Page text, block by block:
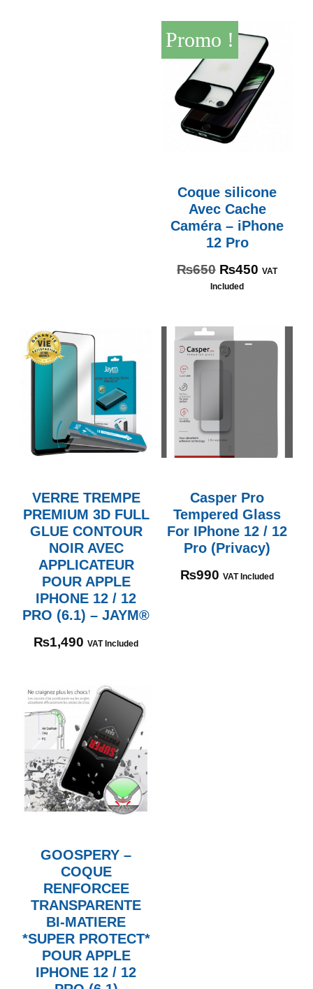
Promo !
Coque silicone
Avec Cache
Caméra – iPhone
12 Pro
₨650 ₨450 VAT
Included
VERRE TREMPE
PREMIUM 3D FULL
GLUE CONTOUR
NOIR AVEC
APPLICATEUR
POUR APPLE
IPHONE 12 / 12
PRO (6.1) – JAYM®
₨1,490 VAT Included
Casper Pro
Tempered Glass
For IPhone 12 / 12
Pro (Privacy)
₨990 VAT Included
GOOSPERY –
COQUE
RENFORCEE
TRANSPARENTE
BI-MATIERE
*SUPER PROTECT*
POUR APPLE
IPHONE 12 / 12